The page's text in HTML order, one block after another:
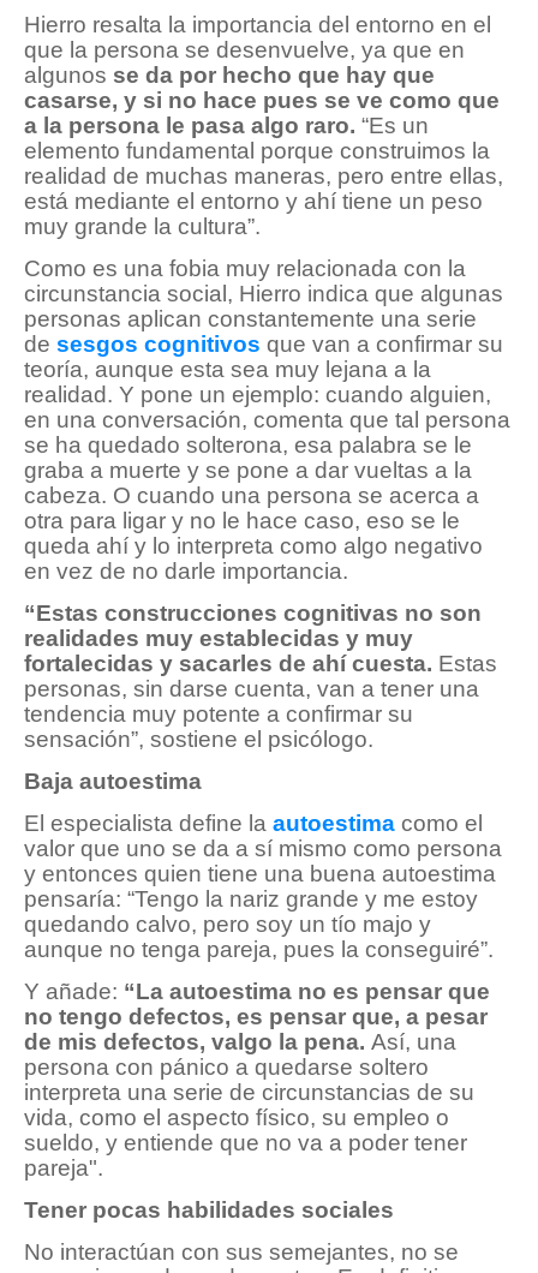
Hierro resalta la importancia del entorno en el
que la persona se desenvuelve, ya que en
algunos se da por hecho que hay que
casarse, y si no hace pues se ve como que
a la persona le pasa algo raro. “Es un
elemento fundamental porque construimos la
realidad de muchas maneras, pero entre ellas,
está mediante el entorno y ahí tiene un peso
muy grande la cultura”.
Como es una fobia muy relacionada con la
circunstancia social, Hierro indica que algunas
personas aplican constantemente una serie
de sesgos cognitivos que van a confirmar su
teoría, aunque esta sea muy lejana a la
realidad. Y pone un ejemplo: cuando alguien,
en una conversación, comenta que tal persona
se ha quedado solterona, esa palabra se le
graba a muerte y se pone a dar vueltas a la
cabeza. O cuando una persona se acerca a
otra para ligar y no le hace caso, eso se le
queda ahí y lo interpreta como algo negativo
en vez de no darle importancia.
“Estas construcciones cognitivas no son
realidades muy establecidas y muy
fortalecidas y sacarles de ahí cuesta. Estas
personas, sin darse cuenta, van a tener una
tendencia muy potente a confirmar su
sensación”, sostiene el psicólogo.
Baja autoestima
El especialista define la autoestima como el
valor que uno se da a sí mismo como persona
y entonces quien tiene una buena autoestima
pensaría: “Tengo la nariz grande y me estoy
quedando calvo, pero soy un tío majo y
aunque no tenga pareja, pues la conseguiré”.
Y añade: “La autoestima no es pensar que
no tengo defectos, es pensar que, a pesar
de mis defectos, valgo la pena. Así, una
persona con pánico a quedarse soltero
interpreta una serie de circunstancias de su
vida, como el aspecto físico, su empleo o
sueldo, y entiende que no va a poder tener
pareja".
Tener pocas habilidades sociales
No interactúan con sus semejantes, no se